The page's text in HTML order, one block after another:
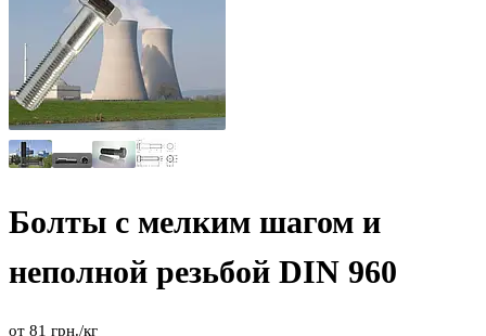
Болты с мелким шагом и
неполной резьбой DIN 960
от 81 грн./кг